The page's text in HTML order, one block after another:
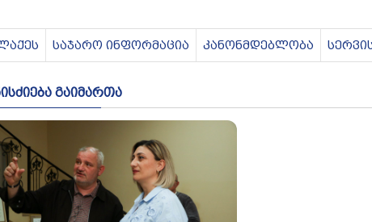
საჯარო ინფორმაცია კანონმდებლობა
გაიმართა